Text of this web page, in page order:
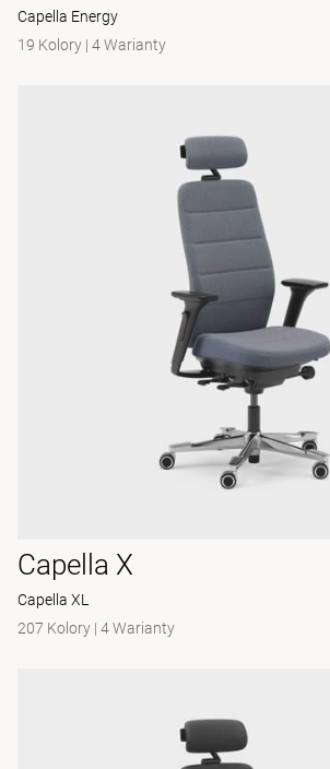
Capella Energy
19 Kolory | 4 Warianty
Capella X
Capella XL
207 Kolory | 4 Warianty